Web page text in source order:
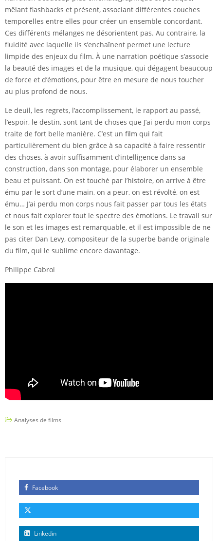
mêlant flashbacks et présent, associant différentes couches
temporelles entre elles pour créer un ensemble concordant.
Ces différents mélanges ne désorientent pas. Au contraire, la
fluidité avec laquelle ils s’enchaînent permet une lecture
limpide des enjeux du film. À une narration poétique s’associe
la beauté des images et de la musique, qui dégagent beaucoup
de force et d’émotions, pour être en mesure de nous toucher
au plus profond de nous.
Le deuil, les regrets, l’accomplissement, le rapport au passé,
l’espoir, le destin, sont tant de choses que J’ai perdu mon corps
traite de fort belle manière. C’est un film qui fait
particulièrement du bien grâce à sa capacité à faire ressentir
des choses, à avoir suffisamment d’intelligence dans sa
construction, dans son montage, pour élaborer un ensemble
beau et puissant. On est touché par l’histoire, on arrive à être
ému par le sort d’une main, on a peur, on est révolté, on est
ému… J’ai perdu mon corps nous fait passer par tous les états
et nous fait explorer tout le spectre des émotions. Le travail sur
le son et les images est remarquable, et il est impossible de ne
pas citer Dan Levy, compositeur de la superbe bande originale
du film, qui le sublime encore davantage.
Philippe Cabrol
Analyses de films
Facebook
Linkedin